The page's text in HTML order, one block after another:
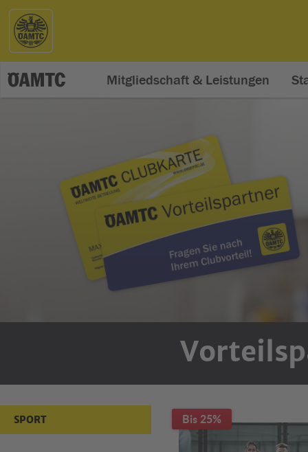
Mitgliedschaft & Leistungen
SPORT Sport
Bis 25%